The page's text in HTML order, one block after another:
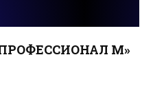
ПРОФЕССИОНАЛ М»